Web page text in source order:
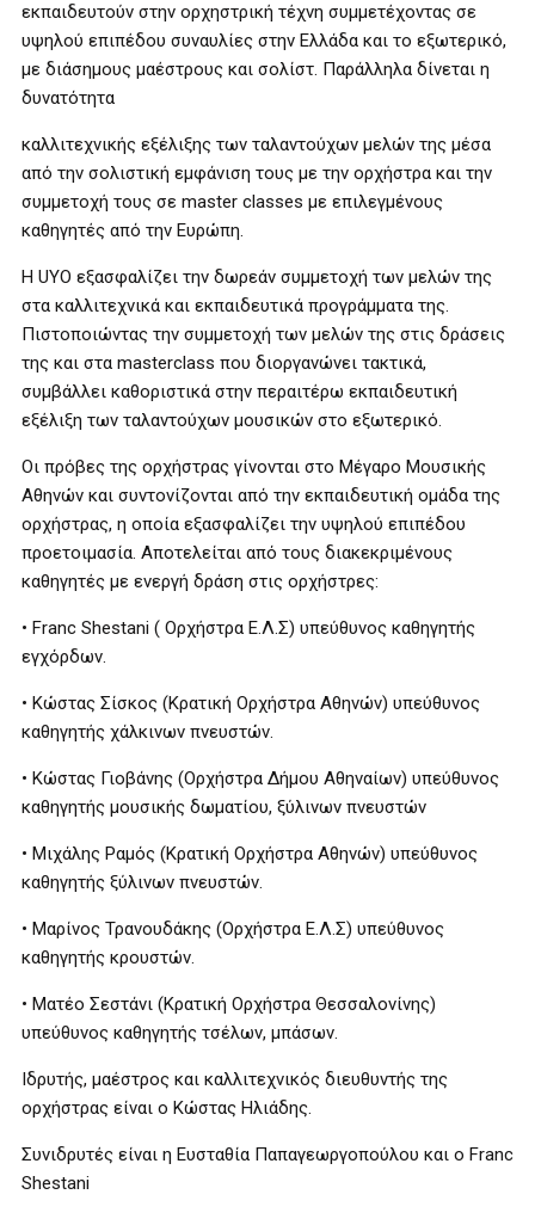
εκπαιδευτούν στην ορχηστρική τέχνη συμμετέχοντας σε
υψηλού επιπέδου συναυλίες στην Ελλάδα και το εξωτερικό,
με διάσημους μαέστρους και σολίστ. Παράλληλα δίνεται η
δυνατότητα
καλλιτεχνικής εξέλιξης των ταλαντούχων μελών της μέσα
από την σολιστική εμφάνιση τους με την ορχήστρα και την
συμμετοχή τους σε master classes με επιλεγμένους
καθηγητές από την Ευρώπη.
Η UYO εξασφαλίζει την δωρεάν συμμετοχή των μελών της
στα καλλιτεχνικά και εκπαιδευτικά προγράμματα της.
Πιστοποιώντας την συμμετοχή των μελών της στις δράσεις
της και στα masterclass που διοργανώνει τακτικά,
συμβάλλει καθοριστικά στην περαιτέρω εκπαιδευτική
εξέλιξη των ταλαντούχων μουσικών στο εξωτερικό.
Οι πρόβες της ορχήστρας γίνονται στο Μέγαρο Μουσικής
Αθηνών και συντονίζονται από την εκπαιδευτική ομάδα της
ορχήστρας, η οποία εξασφαλίζει την υψηλού επιπέδου
προετοιμασία. Αποτελείται από τους διακεκριμένους
καθηγητές με ενεργή δράση στις ορχήστρες:
• Franc Shestani ( Ορχήστρα Ε.Λ.Σ) υπεύθυνος καθηγητής
εγχόρδων.
• Κώστας Σίσκος (Κρατική Ορχήστρα Αθηνών) υπεύθυνος
καθηγητής χάλκινων πνευστών.
• Κώστας Γιοβάνης (Ορχήστρα Δήμου Αθηναίων) υπεύθυνος
καθηγητής μουσικής δωματίου, ξύλινων πνευστών
• Μιχάλης Ραμός (Κρατική Ορχήστρα Αθηνών) υπεύθυνος
καθηγητής ξύλινων πνευστών.
• Μαρίνος Τρανουδάκης (Ορχήστρα Ε.Λ.Σ) υπεύθυνος
καθηγητής κρουστών.
• Ματέο Σεστάνι (Κρατική Ορχήστρα Θεσσαλονίνης)
υπεύθυνος καθηγητής τσέλων, μπάσων.
Ιδρυτής, μαέστρος και καλλιτεχνικός διευθυντής της
ορχήστρας είναι ο Κώστας Ηλιάδης.
Συνιδρυτές είναι η Ευσταθία Παπαγεωργοπούλου και ο Franc
Shestani